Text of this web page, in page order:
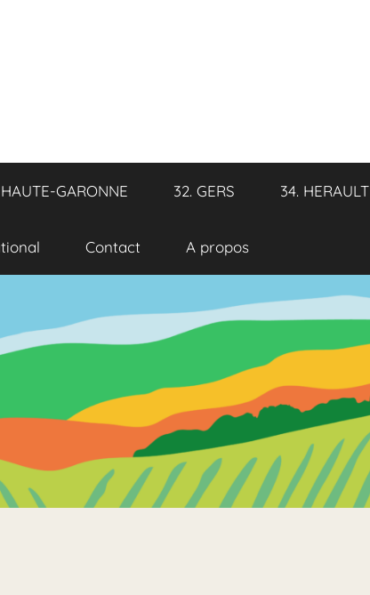
HAUTE-GARONNE 32. GERS 34. HERAULT
Contact A propos